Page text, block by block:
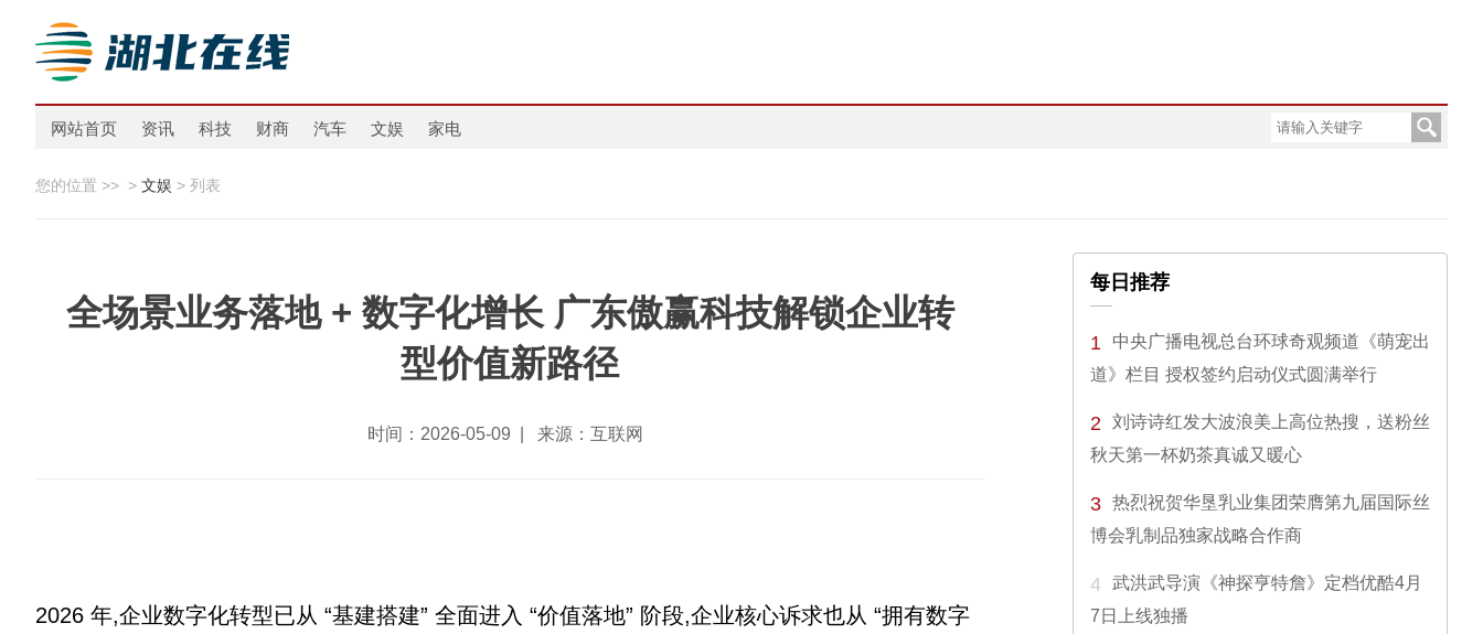
网站首页 资讯 科技 财商 汽车 文娱 家电
您的位置 >> > 文娱 > 列表
全场景业务落地 + 数字化增长 广东傲赢科技解锁企业转
型价值新路径
时间：2026-05-09 | 来源：互联网
2026 年,企业数字化转型已从 “基建搭建” 全面进入 “价值落地” 阶段,企业核心诉求也从 “拥有数字
每日推荐
1
中央广播电视总台环球奇观频道《萌宠出
道》栏目 授权签约启动仪式圆满举行
2 刘诗诗红发大波浪美上高位热搜，送粉丝
秋天第一杯奶茶真诚又暖心
3 热烈祝贺华垦乳业集团荣膺第九届国际丝
博会乳制品独家战略合作商
4
武洪武导演《神探亨特詹》定档优酷4月
7日上线独播